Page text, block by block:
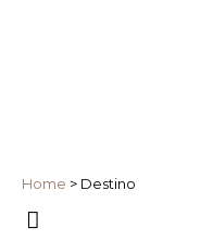
Home > Destino